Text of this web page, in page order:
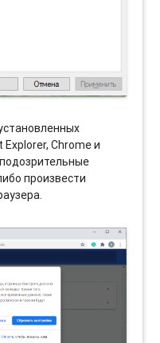
Chrome и
произвести